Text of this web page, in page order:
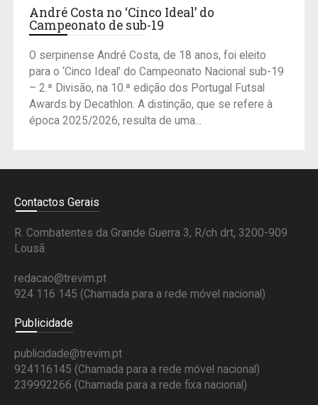
André Costa no ‘Cinco Ideal’ do
Campeonato de sub-19
O serpinense André Costa, de 18 anos, foi eleito
para o ‘Cinco Ideal’ do Campeonato Nacional sub-19
– 2.ª Divisão, na 10.ª edição dos Portugal Futsal
Awards by Decathlon. A distinção, que se refere à
época 2025/2026, resulta de uma...
Contactos Gerais
R. Combatentes da Grande Guerra 3, R/ch drt, 3200-909
Lousã
redacao@trevim.pt
924 116 145 (Chamada para a rede móvel nacional)
Publicidade
publicidade@trevim.pt
924116145 (Chamada para a rede móvel nacional)
239992266 (Chamada para a rede fixa nacional)